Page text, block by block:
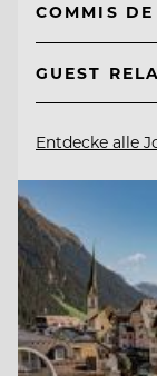
COMMIS
GUEST
Entdecke alle